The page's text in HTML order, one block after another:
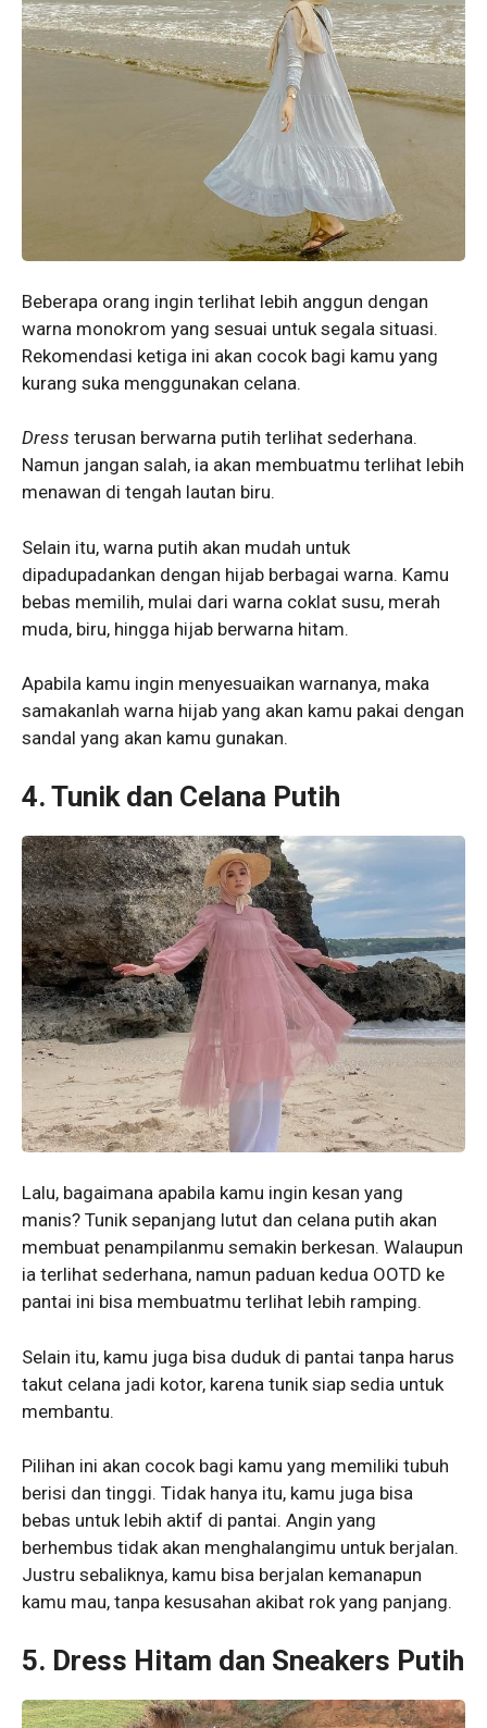
Beberapa orang ingin terlihat lebih anggun dengan
warna monokrom yang sesuai untuk segala situasi.
Rekomendasi ketiga ini akan cocok bagi kamu yang
kurang suka menggunakan celana.
Dress terusan berwarna putih terlihat sederhana.
Namun jangan salah, ia akan membuatmu terlihat lebih
menawan di tengah lautan biru.
Selain itu, warna putih akan mudah untuk
dipadupadankan dengan hijab berbagai warna. Kamu
bebas memilih, mulai dari warna coklat susu, merah
muda, biru, hingga hijab berwarna hitam.
Apabila kamu ingin menyesuaikan warnanya, maka
samakanlah warna hijab yang akan kamu pakai dengan
sandal yang akan kamu gunakan.
4. Tunik dan Celana Putih
Lalu, bagaimana apabila kamu ingin kesan yang
manis? Tunik sepanjang lutut dan celana putih akan
membuat penampilanmu semakin berkesan. Walaupun
ia terlihat sederhana, namun paduan kedua OOTD ke
pantai ini bisa membuatmu terlihat lebih ramping.
Selain itu, kamu juga bisa duduk di pantai tanpa harus
takut celana jadi kotor, karena tunik siap sedia untuk
membantu.
Pilihan ini akan cocok bagi kamu yang memiliki tubuh
berisi dan tinggi. Tidak hanya itu, kamu juga bisa
bebas untuk lebih aktif di pantai. Angin yang
berhembus tidak akan menghalangimu untuk berjalan.
Justru sebaliknya, kamu bisa berjalan kemanapun
kamu mau, tanpa kesusahan akibat rok yang panjang.
5. Dress Hitam dan Sneakers Putih